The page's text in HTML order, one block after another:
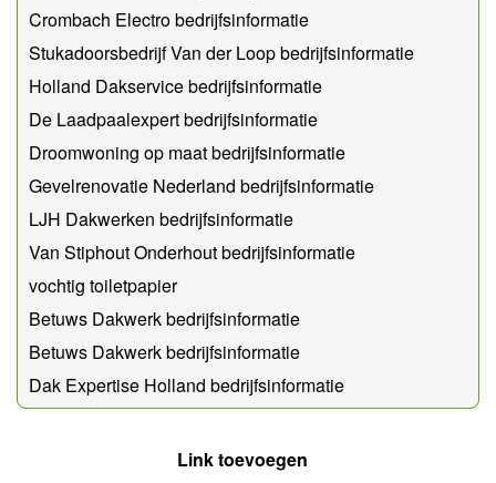
Crombach Electro bedrijfsinformatie
Stukadoorsbedrijf Van der Loop bedrijfsinformatie
Holland Dakservice bedrijfsinformatie
De Laadpaalexpert bedrijfsinformatie
Droomwoning op maat bedrijfsinformatie
Gevelrenovatie Nederland bedrijfsinformatie
LJH Dakwerken bedrijfsinformatie
Van Stiphout Onderhout bedrijfsinformatie
vochtig toiletpapier
Betuws Dakwerk bedrijfsinformatie
Betuws Dakwerk bedrijfsinformatie
Dak Expertise Holland bedrijfsinformatie
Link toevoegen